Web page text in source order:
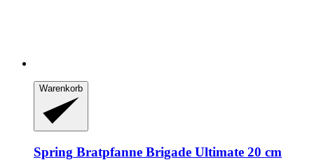
Warenkorb
Spring Bratpfanne Brigade Ultimate 20 cm